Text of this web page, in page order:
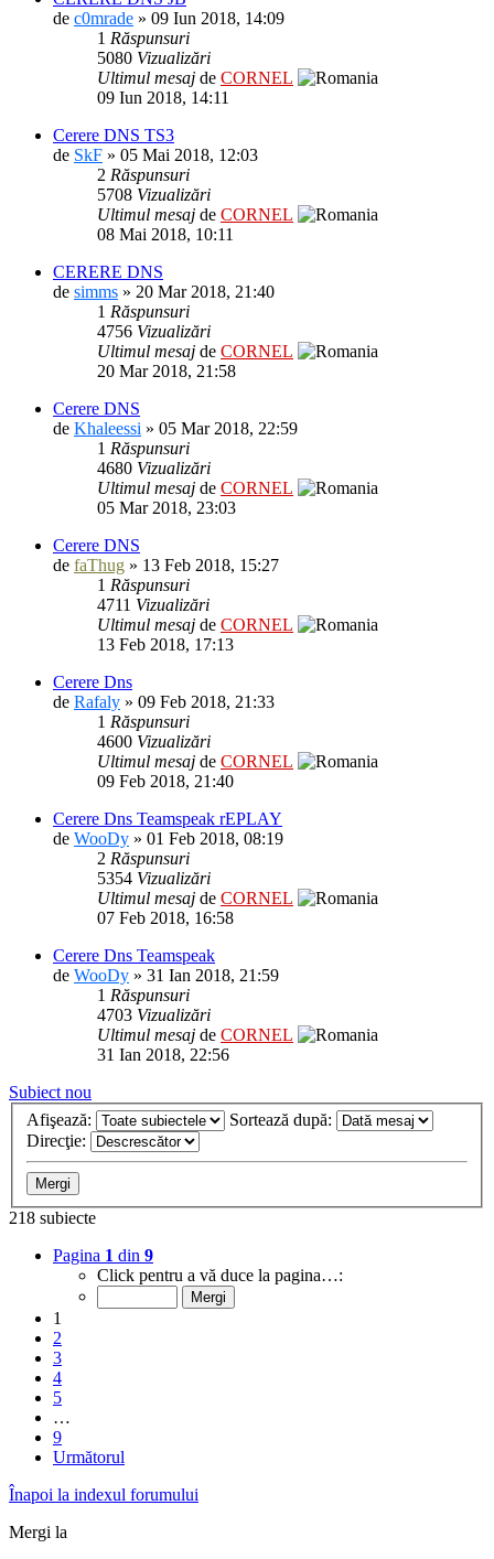
de c0mrade » 09 Iun 2018, 14:09
1 Răspunsuri
5080 Vizualizări
Ultimul mesaj de CORNEL
09 Iun 2018, 14:11
Cerere DNS TS3
de SkF » 05 Mai 2018, 12:03
2 Răspunsuri
5708 Vizualizări
Ultimul mesaj de CORNEL
08 Mai 2018, 10:11
CERERE DNS
de simms » 20 Mar 2018, 21:40
1 Răspunsuri
4756 Vizualizări
Ultimul mesaj de CORNEL
20 Mar 2018, 21:58
Cerere DNS
de Khaleessi » 05 Mar 2018, 22:59
1 Răspunsuri
4680 Vizualizări
Ultimul mesaj de CORNEL
05 Mar 2018, 23:03
Cerere DNS
de faThug » 13 Feb 2018, 15:27
1 Răspunsuri
4711 Vizualizări
Ultimul mesaj de CORNEL
13 Feb 2018, 17:13
Cerere Dns
de Rafaly » 09 Feb 2018, 21:33
1 Răspunsuri
4600 Vizualizări
Ultimul mesaj de CORNEL
09 Feb 2018, 21:40
Cerere Dns Teamspeak rEPLAY
de WooDy » 01 Feb 2018, 08:19
2 Răspunsuri
5354 Vizualizări
Ultimul mesaj de CORNEL
07 Feb 2018, 16:58
Cerere Dns Teamspeak
de WooDy » 31 Ian 2018, 21:59
1 Răspunsuri
4703 Vizualizări
Ultimul mesaj de CORNEL
31 Ian 2018, 22:56
Subiect nou
Afişează:
Sortează după:
Direcţie:
218 subiecte
Pagina 1 din 9
Click pentru a vă duce la pagina…:
1
2
3
4
5
…
9
Următorul
Înapoi la indexul forumului
Mergi la